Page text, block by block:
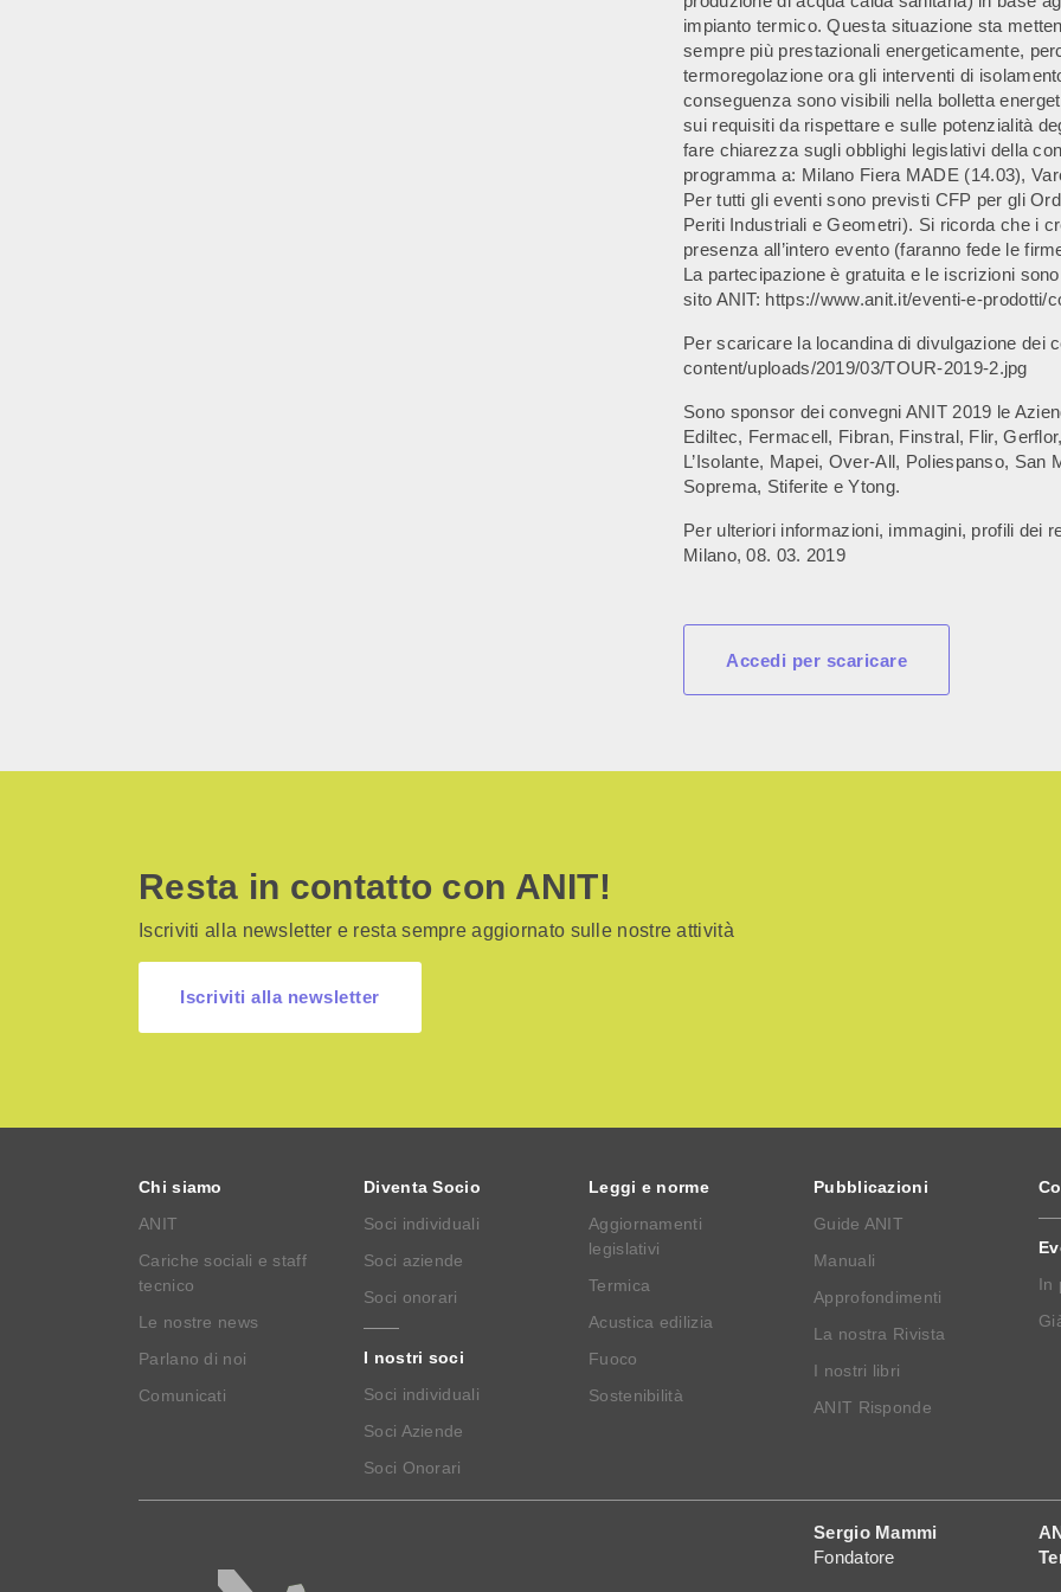
impianto termico. Questa situazione sta
sempre più prestazionali energeticamente,
termoregolazione ora gli interventi di
conseguenza sono visibili nella bolletta
sui requisiti da rispettare e sulle potenzialità
fare chiarezza sugli obblighi legislativi della
programma a: Milano Fiera MADE (14.03),
Per tutti gli eventi sono previsti CFP per gli
Periti Industriali e Geometri). Si ricorda che i
presenza all’intero evento (faranno fede le
La partecipazione è gratuita e le iscrizioni
sito ANIT: https://www.anit.it/eventi-e-
Per scaricare la locandina di divulgazione dei
content/uploads/2019/03/TOUR-2019-2.jpg
Sono sponsor dei convegni ANIT 2019 le
Ediltec, Fermacell, Fibran, Finstral, Flir,
L’Isolante, Mapei, Over-All, Poliespanso,
Soprema, Stiferite e Ytong.
Per ulteriori informazioni, immagini, profili dei
Milano, 08. 03. 2019
Accedi per scaricare
Resta in contatto con ANIT!
Iscriviti alla newsletter e resta sempre aggiornato sulle nostre attività
Iscriviti alla newsletter
Chi siamo
ANIT
Cariche sociali e staff
tecnico
Le nostre news
Parlano di noi
Comunicati
Diventa Socio
Soci individuali
Soci aziende
Soci onorari
I nostri soci
Soci individuali
Soci Aziende
Soci Onorari
Leggi e norme
Aggiornamenti
legislativi
Termica
Acustica edilizia
Fuoco
Sostenibilità
Pubblicazioni
Guide ANIT
Manuali
Approfondimenti
La nostra Rivista
I nostri libri
ANIT Risponde
In
Sergio Mammi
Fondatore